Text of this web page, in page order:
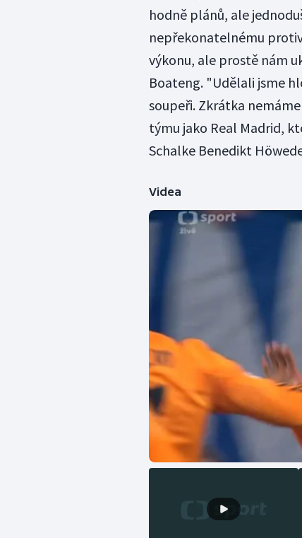
hodně plánů, ale
nepřekonatelnému
výkonu, ale prostě nám
Boateng. "Udělali jsme
soupeři. Zkrátka
týmu jako Real Madrid,
Schalke Benedikt
Videa